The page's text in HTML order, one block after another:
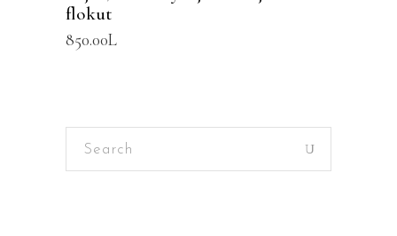
flokut
850.00L
Search